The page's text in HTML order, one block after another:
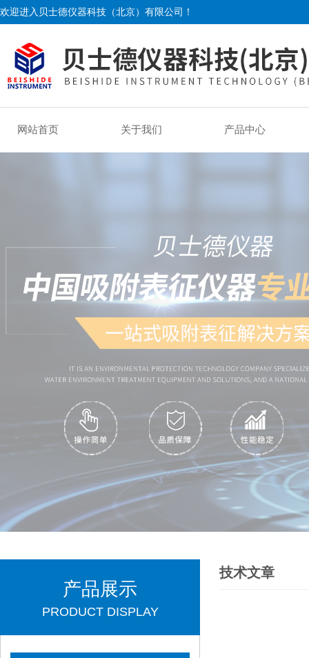
欢迎进入贝士德仪器科技（北京）有限公司！
网站首页 关于我们 产品中心
产品展示
PRODUCT DISPLAY
技术文章